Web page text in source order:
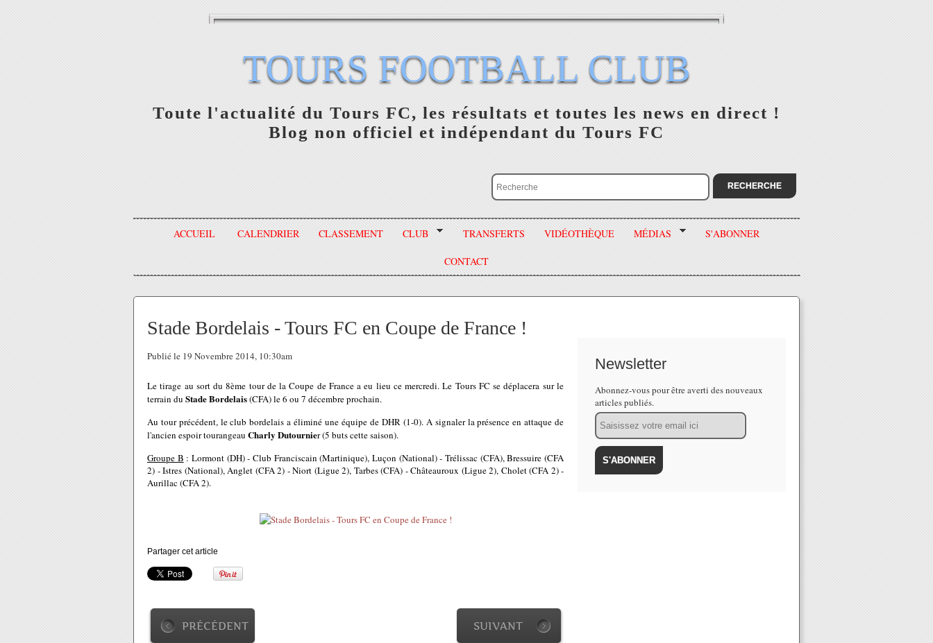
TOURS FOOTBALL CLUB
Toute l'actualité du Tours FC, les résultats et toutes les news en direct !
Blog non officiel et indépendant du Tours FC
ACCUEIL CALENDRIER CLASSEMENT CLUB TRANSFERTS VIDÉOTHÈQUE MÉDIAS S'ABONNER
CONTACT
Stade Bordelais - Tours FC en Coupe de France !
Publié le 19 Novembre 2014, 10:30am
Le tirage au sort du 8ème tour de la Coupe de France a eu lieu ce mercredi. Le Tours FC se déplacera sur le
terrain du Stade Bordelais(CFA) le 6 ou 7 décembre prochain.
Au tour précédent, le club bordelais a éliminé une équipe de DHR (1-0). A signaler la présence en attaque de
l'ancien espoir tourangeau Charly Dutournier (5 buts cette saison).
Groupe B : Lormont (DH) - Club Franciscain (Martinique), Luçon (National) - Trélissac (CFA), Bressuire (CFA
2) - Istres (National), Anglet (CFA 2) - Niort (Ligue 2), Tarbes (CFA) - Châteauroux (Ligue 2), Cholet (CFA 2) -
Aurillac (CFA 2).
Partager cet article
PRÉCÉDENT SUIVANT
Newsletter
Abonnez-vous pour être averti des nouveaux
articles publiés.
Email